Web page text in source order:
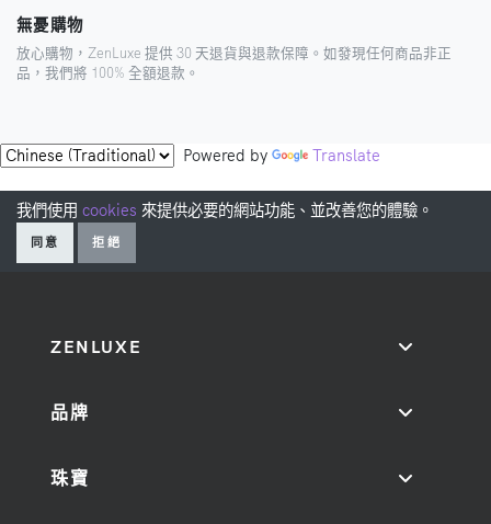
無憂購物
放心購物，ZenLuxe 提供 30 天退貨與退款保障。如發現任何商品非正
品，我們將 100% 全額退款。
Powered by Translate
我們使用 cookies 來提供必要的網站功能、並改善您的體驗。
同意 拒絕
ZENLUXE
品牌
珠寶